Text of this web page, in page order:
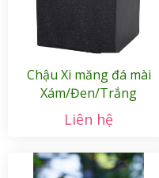
Chậu Xi măng đá mài
Xám/Đen/Trắng
Liên hệ